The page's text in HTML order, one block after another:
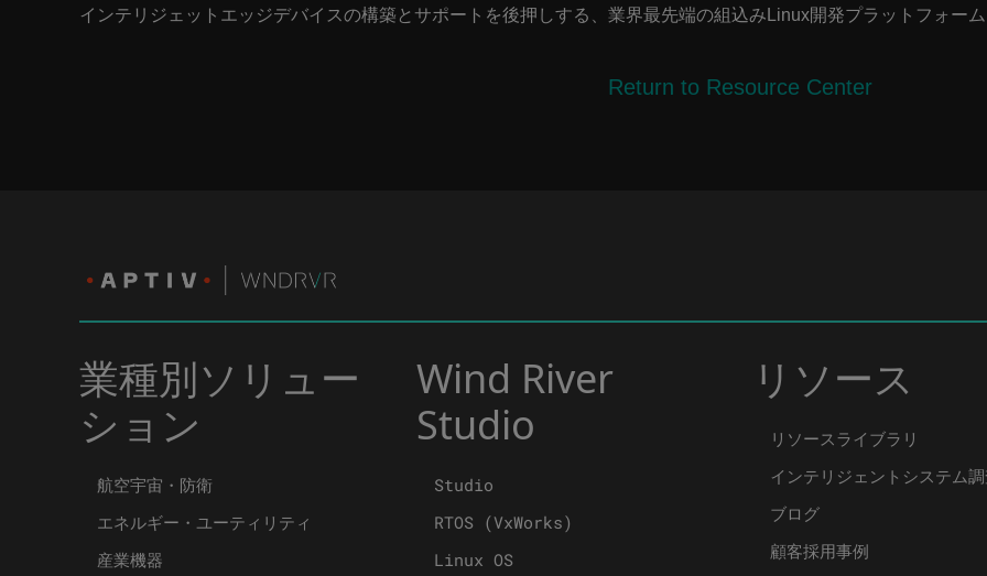
インテリジェットエッジデバイスの構築とサポートを後押しする、業界最先端の組込みLinux開発プラットフォー
Return to Resource Center
業種別ソリュー
ション
航空宇宙・防衛
エネルギー・ユーティリティ
産業機器
Wind River
Studio
Studio
RTOS (VxWorks)
Linux OS
リソース
リソースライブラリ
インテリジェントシステム
ブログ
顧客採用事例